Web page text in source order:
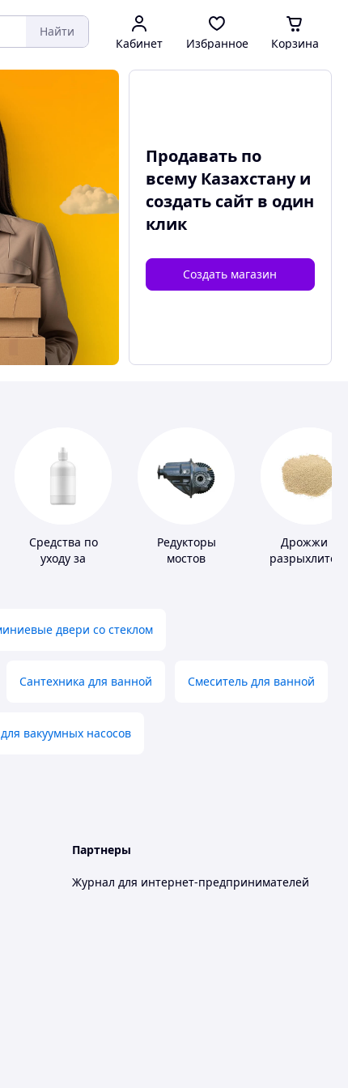
Найти
Кабинет Избранное Корзина
Продавать по
всему Казахстану и
создать сайтв один
клик
Создать магазин
Средства по
уходу за
Редукторы
мостов
Дрожжи и
двери со стеклом
Сантехника для ванной Смеситель для ванной
вакуумных насосов
Партнеры
Журнал для интернет-предпринимателей